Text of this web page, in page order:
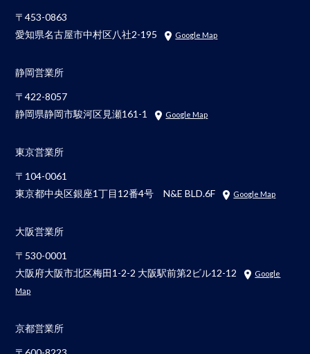
〒453-0863
愛知県名古屋市中村区八社2-195
Google Map
静岡営業所
〒422-8057
静岡県静岡市駿河区見瀬161-1
Google Map
東京営業所
〒104-0061
東京都中央区銀座1丁目12番4号 N&E BLD.6F
Google Map
大阪営業所
〒530-0001
大阪府大阪市北区梅田1-2-2 大阪駅前第2ビル12-12
Google
Map
京都営業所